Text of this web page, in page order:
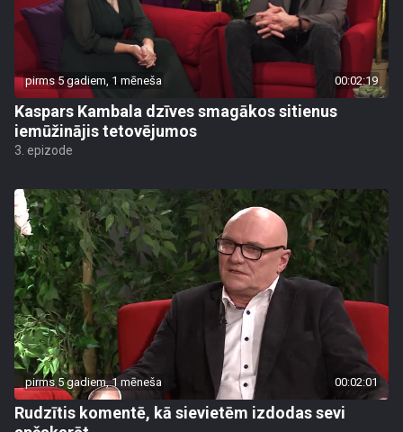
pirms 5 gadiem, 1 mēneša 00:02:19
Kaspars Kambala dzīves smagākos sitienus
iemūžinājis tetovējumos
3. epizode
pirms 5 gadiem, 1 mēneša 00:02:01
Rudzītis komentē, kā sievietēm izdodas sevi